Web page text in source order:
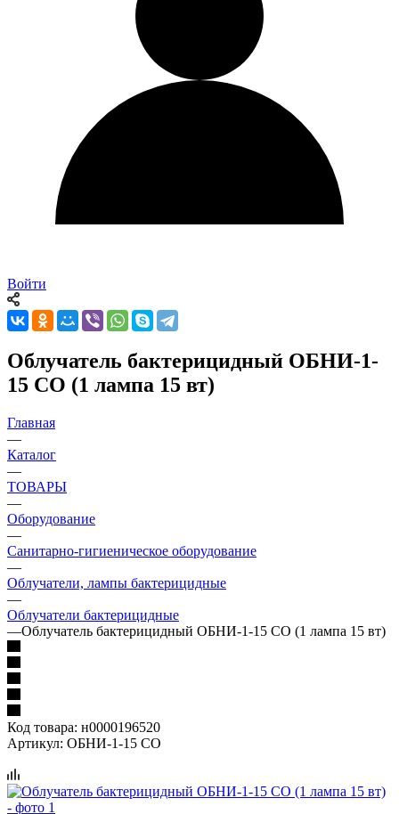
Войти
Облучатель бактерицидный ОБНИ-1-
15 СО (1 лампа 15 вт)
Главная
—
Каталог
—
ТОВАРЫ
—
Оборудование
—
Санитарно-гигиеническое оборудование
—
Облучатели, лампы бактерицидные
—
Облучатели бактерицидные
—Облучатель бактерицидный ОБНИ-1-15 СО (1 лампа 15 вт)
Код товара: н0000196520
Артикул: ОБНИ-1-15 СО